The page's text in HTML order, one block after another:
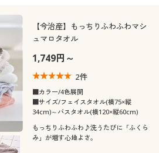
【今治産】もっちりふわふわマシ
ュマロタオル
1,749円～
2件
■カラー/4色展開
■サイズ/フェイスタオル(横75×縦
34cm)～バスタオル(横120×縦60cm)
もっちりふわふわ♪洗うたびに「ふくら
み」が増す心地よさ。